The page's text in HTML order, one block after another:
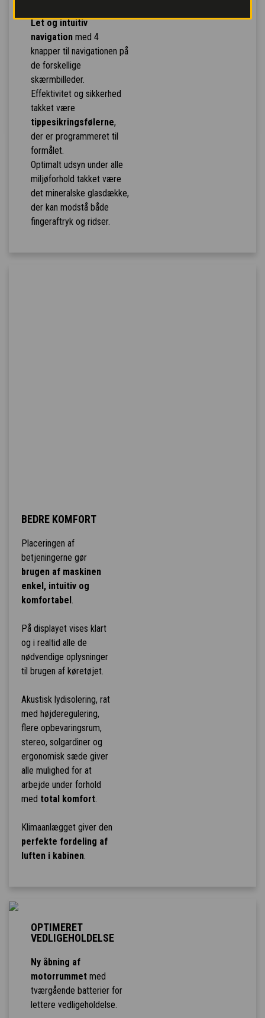
Let og intuitiv
navigationmed 4
knapper til navigationen på
de forskellige
skærmbilleder.
Effektivitet og sikkerhed
takket være
tippesikringsfølerne,
der er programmeret til
formålet.
Optimalt udsyn under alle
miljøforhold takket være
det mineralske glasdække,
der kan modstå både
fingeraftryk og ridser.
BEDRE KOMFORT
Placeringen af
betjeningerne gør
brugen af maskinen
enkel, intuitiv og
komfortabel.
På displayet vises klart
og i realtid alle de
nødvendige oplysninger
til brugen af køretøjet.
Akustisk lydisolering, rat
med højderegulering,
flere opbevaringsrum,
stereo, solgardiner og
ergonomisk sæde giver
alle mulighed for at
arbejde under forhold
med total komfort.
Klimaanlægget giver den
perfekte fordeling af
luften i kabinen.
OPTIMERET
VEDLIGEHOLDELSE
Ny åbning af
motorrummetmed
tværgående batterier for
lettere vedligeholdelse.